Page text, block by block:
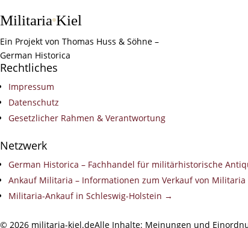
Militaria Kiel
Ein Projekt von Thomas Huss & Söhne –
German Historica
Rechtliches
Impressum
Datenschutz
Gesetzlicher Rahmen & Verantwortung
Netzwerk
German Historica – Fachhandel für militärhistorische
Ankauf Militaria – Informationen zum Verkauf von
Militaria-Ankauf in Schleswig-Holstein →
© 2026 militaria-kiel.deAlle Inhalte: Meinungen und